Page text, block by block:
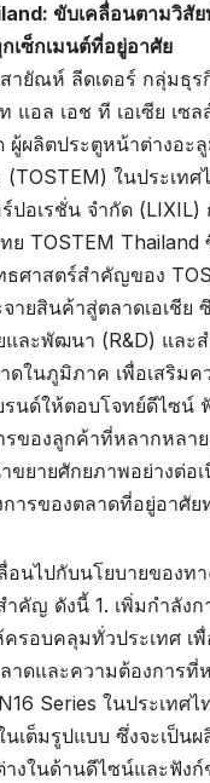
ขับเคลื่อนตามวิสั
เซ็กเมนต์ที่อยู่อาศัย
ายัณห์ ลีดเดอร์ กลุ่มธุร
แอล เอช ที เอเซีย เซ
ผู้ผลิตประตูหน้าต่างอะ
ในประเทศ
อเรชั่น จำกัด (LIXIL)
ย TOSTEM Thailand
ธศาสตร์สำคัญของ
ายสินค้าสู่ตลาดเอเชีย
และพัฒนา (R&D) และ
ในภูมิภาค เพื่อเสริมค
รนด์ให้ตอบโจทย์ดีไซน์
รของลูกค้าที่หลากหลา
ขยายศักยภาพอย่างต่อเ
ารของตลาดที่อยู่อาศัย
นไปกับนโยบายของท
คัญ ดังนี้ 1. เพิ่มกำลังก
รอบคลุมทั่วประเทศ เพื่
าดและความต้องการที่
Series ในประเทศไ
นเต็มรูปแบบ ซึ่งจะเป็น
งในด้านดีไซน์และฟังก์